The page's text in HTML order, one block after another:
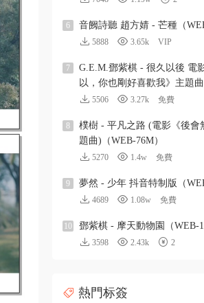
6 音阙詩聽 趙方婧 - 芒種（
5888 3.65k VIP
7
G.E.M.鄧紫棋 - 很久以後 電
以，你也剛好喜歡我》主題
5506 3.27k 免費
8
樸樹 - 平凡之路 (電影《後會
題曲)（WEB-76M）
5270 1.4w 免費
9 夢然 - 少年 抖音特制版（
4689 1.08w 免費
10 鄧紫棋 - 摩天動物園（WEB-
3598 2.43k 2
熱門标簽